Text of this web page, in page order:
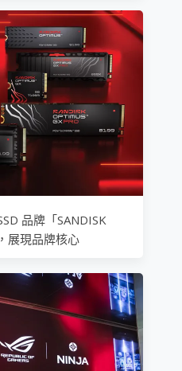
品牌「SANDISK
展現品牌核心